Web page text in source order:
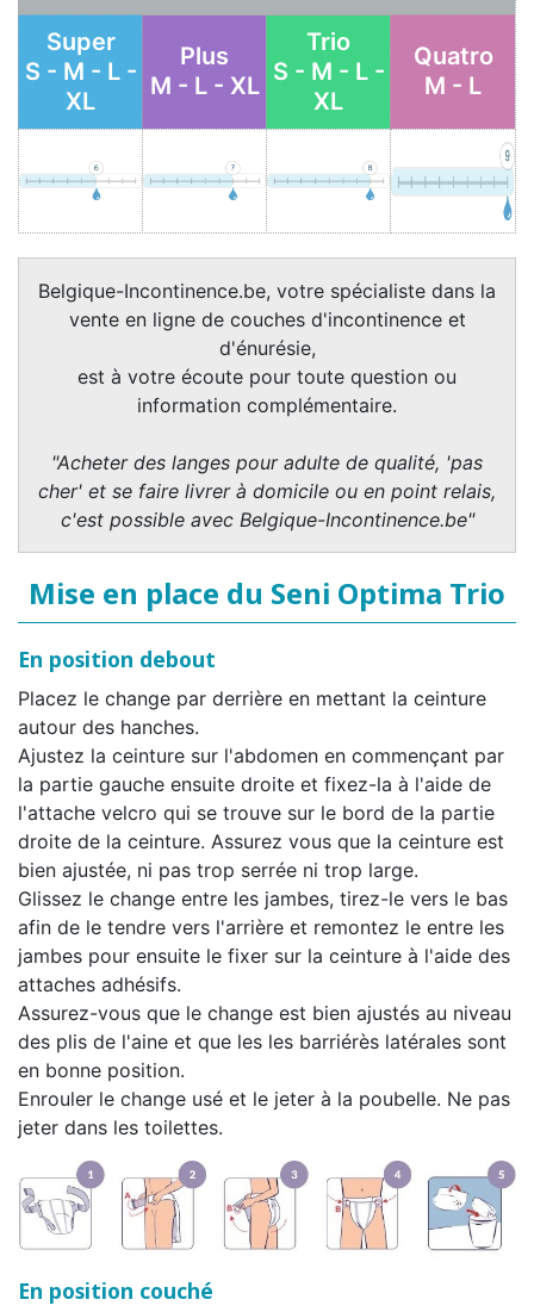
Super
S - M - L -
XL
Plus
M - L - XL
Trio
S - M - L -
XL
Quatro
M - L
Belgique-Incontinence.be, votre spécialiste dans la
vente en ligne de couches d'incontinence et
d'énurésie,
est à votre écoute pour toute question ou
information complémentaire.
"Acheter des langes pour adulte de qualité, 'pas
cher' et se faire livrer à domicile ou en point relais,
c'est possible avec Belgique-Incontinence.be"
Mise en place du Seni Optima Trio
En position debout
Placez le change par derrière en mettant la ceinture
autour des hanches.
Ajustez la ceinture sur l'abdomen en commençant par
la partie gauche ensuite droite et fixez-la à l'aide de
l'attache velcro qui se trouve sur le bord de la partie
droite de la ceinture. Assurez vous que la ceinture est
bien ajustée, ni pas trop serrée ni trop large.
Glissez le change entre les jambes, tirez-le vers le bas
afin de le tendre vers l'arrière et remontez le entre les
jambes pour ensuite le fixer sur la ceinture à l'aide des
attaches adhésifs.
Assurez-vous que le change est bien ajustés au niveau
des plis de l'aine et que les les barriérès latérales sont
en bonne position.
Enrouler le change usé et le jeter à la poubelle. Ne pas
jeter dans les toilettes.
En position couché